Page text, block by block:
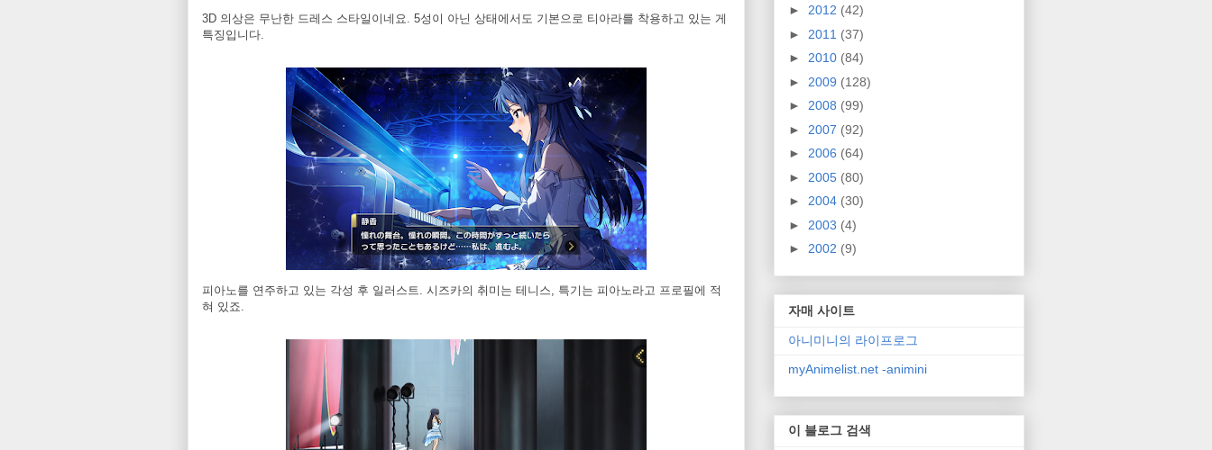
3D 의상은 무난한 드레스 스타일이네요. 5성이 아닌 상태에서도 기본으로 티아라를 착용하고 있는 게
특징입니다.
피아노를 연주하고 있는 각성 후 일러스트. 시즈카의 취미는 테니스, 특기는 피아노라고 프로필에 적
혀 있죠.
► 2012 (42)
► 2011 (37)
► 2010 (84)
► 2009 (128)
► 2008 (99)
► 2007 (92)
► 2006 (64)
► 2005 (80)
► 2004 (30)
► 2003 (4)
► 2002 (9)
자매 사이트
아니미니의 라이프로그
myAnimelist.net -animini
이 블로그 검색